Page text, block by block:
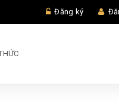
Đăng ký